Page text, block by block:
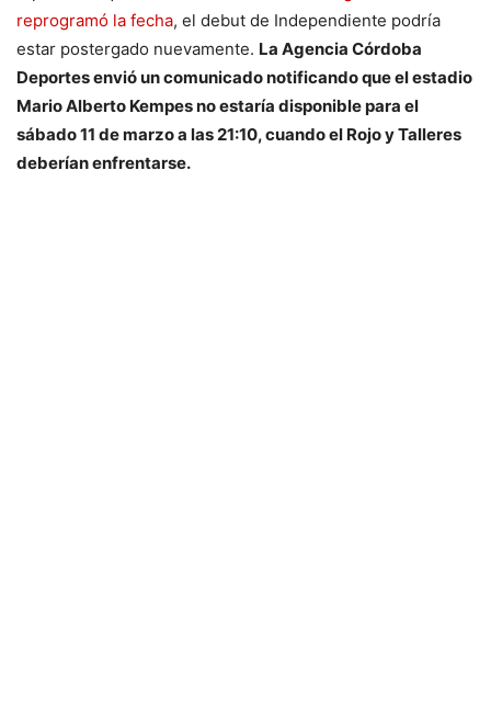
reprogramó la fecha, el debut de Independiente podría
estar postergado nuevamente. La Agencia Córdoba
Deportes envió un comunicado notificando que el estadio
Mario Alberto Kempes no estaría disponible para el
sábado 11 de marzo a las 21:10, cuando el Rojo y Talleres
deberían enfrentarse.